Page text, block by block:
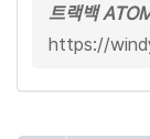
트랙백
https://